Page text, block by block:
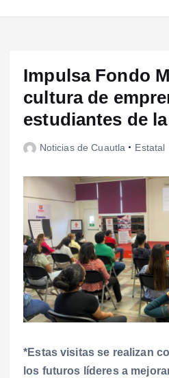
Impulsa Fondo
cultura de
estudiantes de
Noticias de Cuautla Estatal
*Estas visitas se realizan
los futuros líderes a